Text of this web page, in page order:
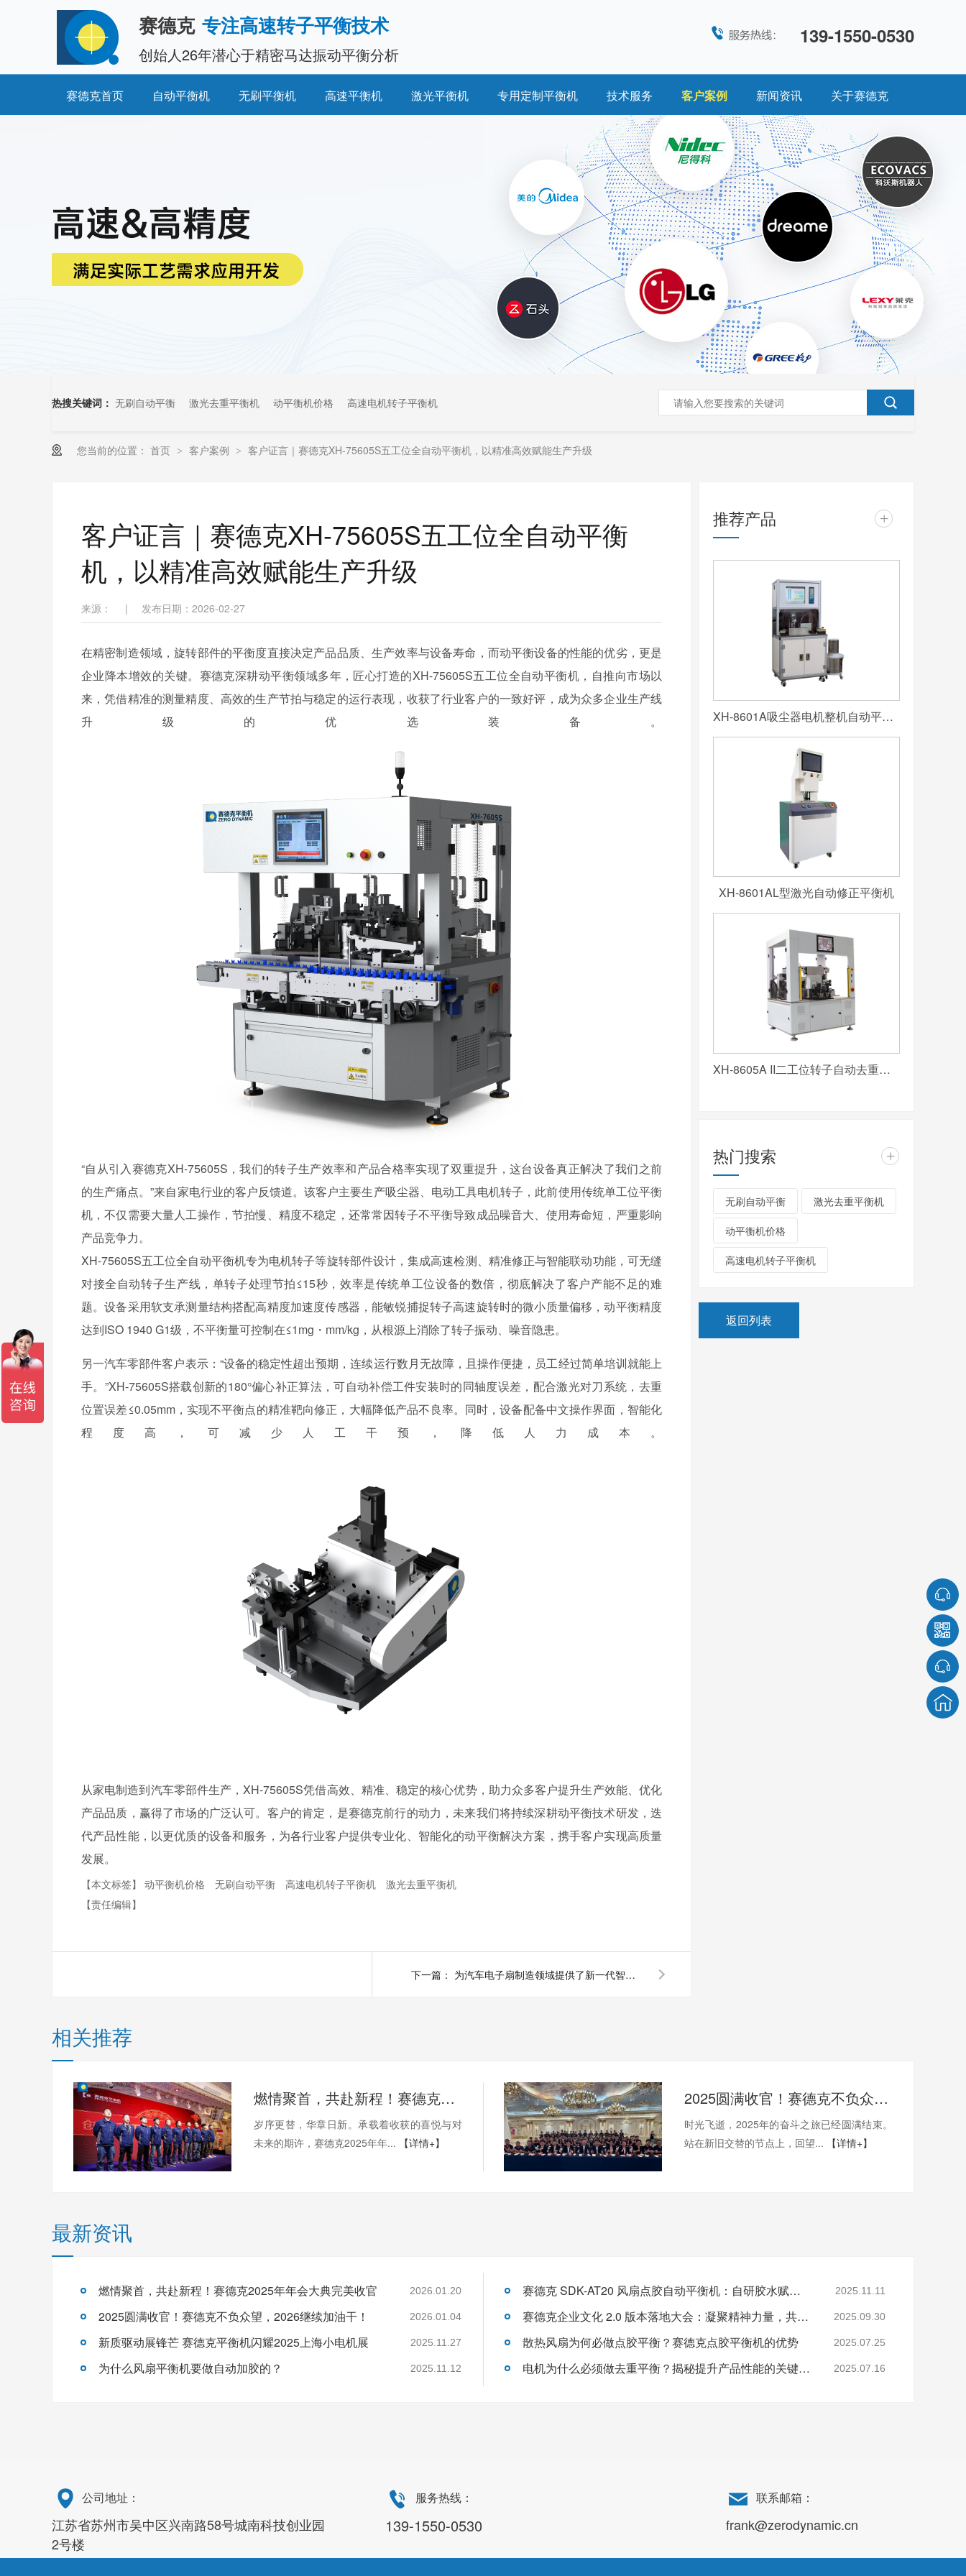
赛德克 专注高速转子平衡技术
创始人26年潜心于精密马达振动平衡分析
139-1550-0530
赛德克首页 自动平衡机 无刷平衡机 高速平衡机 激光平衡机 专用定制平衡机 技术服务 客户案例 新闻资讯 关于赛德克
热搜关键词： 无刷自动平衡 激光去重平衡机 动平衡机价格 高速电机转子平衡机
您当前的位置： 首页 > 客户案例 > 客户证言｜赛德克XH-75605S五工位全自动平衡机，以精准高效赋能生产升级
客户证言｜赛德克XH-75605S五工位全自动平衡
机，以精准高效赋能生产升级
来源： | 发布日期：2026-02-27
在精密制造领域，旋转部件的平衡度直接决定产品品质、生产效率与设备寿命，而动平衡设备的性能的优劣，更是
企业降本增效的关键。赛德克深耕动平衡领域多年，匠心打造的XH-75605S五工位全自动平衡机，自推向市场以
来，凭借精准的测量精度、高效的生产节拍与稳定的运行表现，收获了行业客户的一致好评，成为众多企业生产线
升级的优选装备。
“自从引入赛德克XH-75605S，我们的转子生产效率和产品合格率实现了双重提升，这台设备真正解决了我们之前
的生产痛点。”来自家电行业的客户反馈道。该客户主要生产吸尘器、电动工具电机转子，此前使用传统单工位平衡
机，不仅需要大量人工操作，节拍慢、精度不稳定，还常常因转子不平衡导致成品噪音大、使用寿命短，严重影响
产品竞争力。
XH-75605S五工位全自动平衡机专为电机转子等旋转部件设计，集成高速检测、精准修正与智能联动功能，可无缝
对接全自动转子生产线，单转子处理节拍≤15秒，效率是传统单工位设备的数倍，彻底解决了客户产能不足的难
题。设备采用软支承测量结构搭配高精度加速度传感器，能敏锐捕捉转子高速旋转时的微小质量偏移，动平衡精度
达到ISO 1940 G1级，不平衡量可控制在≤1mg・mm/kg，从根源上消除了转子振动、噪音隐患。
另一汽车零部件客户表示：“设备的稳定性超出预期，连续运行数月无故障，且操作便捷，员工经过简单培训就能上
手。”XH-75605S搭载创新的180°偏心补正算法，可自动补偿工件安装时的同轴度误差，配合激光对刀系统，去重
位置误差≤0.05mm，实现不平衡点的精准靶向修正，大幅降低产品不良率。同时，设备配备中文操作界面，智能化
程度高，可减少人工干预，降低人力成本。
从家电制造到汽车零部件生产，XH-75605S凭借高效、精准、稳定的核心优势，助力众多客户提升生产效能、优化
产品品质，赢得了市场的广泛认可。客户的肯定，是赛德克前行的动力，未来我们将持续深耕动平衡技术研发，迭
代产品性能，以更优质的设备和服务，为各行业客户提供专业化、智能化的动平衡解决方案，携手客户实现高质量
发展。
【本文标签】 动平衡机价格 无刷自动平衡 高速电机转子平衡机
激光去重平衡机
【责任编辑】
下一篇： 为汽车电子扇制造领域提供了新一代智能化平衡解决方案-冷凝风扇平衡机
推荐产品 +
XH-8601A吸尘器电机整机自动平衡机
XH-8601AL型激光自动修正平衡机
XH-8605A II二工位转子自动去重平衡机
热门搜索 +
无刷自动平衡 激光去重平衡机
动平衡机价格
高速电机转子平衡机
返回列表
相关推荐
燃情聚首，共赴新程！赛德克2025年年会大典完美收官
岁序更替，华章日新。承载着收获的喜悦与对
未来的期许，赛德克2025年年...
【详情+】
2025圆满收官！赛德克不负众望，2026继续加油干！
时光飞逝，2025年的奋斗之旅已经圆满结束。
站在新旧交替的节点上，回望...
【详情+】
最新资讯
燃情聚首，共赴新程！赛德克2025年年会大典完美收官 2026.01.20
2025圆满收官！赛德克不负众望，2026继续加油干！ 2026.01.04
新质驱动展锋芒 赛德克平衡机闪耀2025上海小电机展 2025.11.27
为什么风扇平衡机要做自动加胶的？ 2025.11.12
赛德克 SDK-AT20 风扇点胶自动平衡机：自研胶水赋能，打造动平衡解决方案新标杆 2025.11.11
赛德克企业文化 2.0 版本落地大会：凝聚精神力量，共启发展新程 2025.09.30
散热风扇为何必做点胶平衡？赛德克点胶平衡机的优势 2025.07.25
电机为什么必须做去重平衡？揭秘提升产品性能的关键工序 2025.07.16
公司地址：
江苏省苏州市吴中区兴南路58号城南科技创业园
2号楼
服务热线：
139-1550-0530
联系邮箱：
frank@zerodynamic.cn